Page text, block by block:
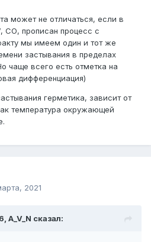
может не отличаться, если в
СО, прописан процесс с
мы имеем один и тот же
застывания в пределах
чаще всего есть отметка на
дифференциация)
герметика, зависит от
температура окружающей
2021
A_V_N сказал: